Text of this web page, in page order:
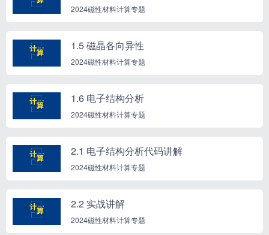
2024磁性材料计算专题
1.5 磁晶各向异性
2024磁性材料计算专题
1.6 电子结构分析
2024磁性材料计算专题
2.1 电子结构分析代码讲解
2024磁性材料计算专题
2.2 实战讲解
2024磁性材料计算专题